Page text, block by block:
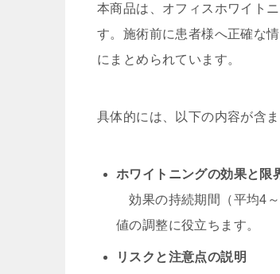
本商品は、オフィスホワイト
す。施術前に患者様へ正確な
にまとめられています。
具体的には、以下の内容が含ま
ホワイトニングの効果と限
効果の持続期間（平均4
値の調整に役立ちます。
リスクと注意点の説明